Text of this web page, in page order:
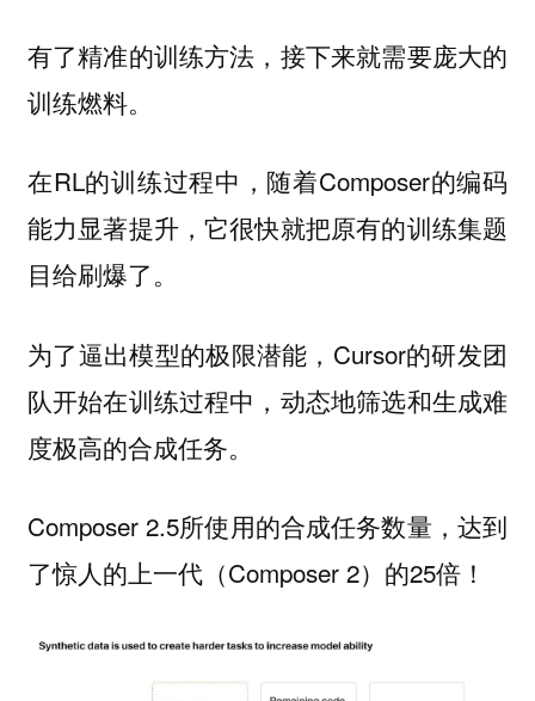
有了精准的训练方法，接下来就需要庞大的
训练燃料。
在RL的训练过程中，随着Composer的编码
能力显著提升，它很快就把原有的训练集题
目给刷爆了。
为了逼出模型的极限潜能，Cursor的研发团
队开始在训练过程中，动态地筛选和生成难
度极高的合成任务。
Composer 2.5所使用的合成任务数量，达到
了惊人的上一代（Composer 2）的25倍！